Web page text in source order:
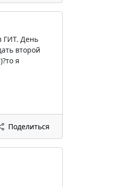
ГИТ. День
второй
я
Поделиться